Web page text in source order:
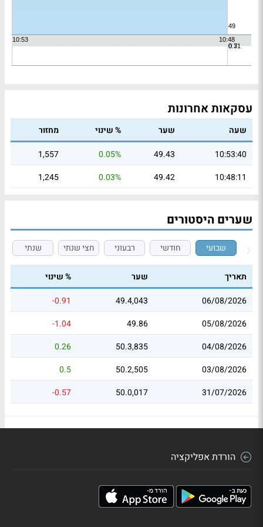
עסקאות אחרונות
שעה שער % שינוי
מחזור
10:53:40
49.43
0.05%
1,557
10:48:11
49.42
0.03%
1,245
שערים היסטורים
שבועי חודשי רבעוני חצי שנתי שנתי
תאריך שער
% שינוי
06/08/2026
49.4,043
-0.91
05/08/2026
49.86
-1.04
04/08/2026
50.3,835
0.26
03/08/2026
50.2,505
0.5
31/07/2026
50.0,017
-0.57
הורדת אפליקציה